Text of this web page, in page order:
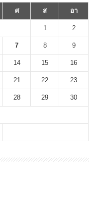
ศ ส อา
1 2
7 8 9
14 15 16
21 22 23
28 29 30